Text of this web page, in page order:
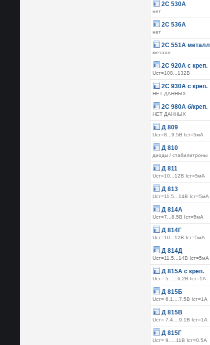
2С 530А
нет
2С 536А
нет
2С 551А металл
металл
2С 920А с креп.
Uст=108...132В
2С 930А с креп.
НЕТ ДАННЫХ
2С 980А б/креп.
НЕТ ДАННЫХ
Д 809
Uст=8...9.5В Iст=5мА
Д 810
диоды / стабилитроны
Д 811
Uст=10...12В Iст=5мА
Д 813
Uст=11.5...14В Iст=5мА
Д 814А
Uст=7...8.5В Iст=5мА
Д 814Г
Uст=10...12В Iст=5мА
Д 814Д
Uст=11.5...14В Iст=5мА
Д 815А с креп.
Uст= 5 .....6.2В Iст=1А
Д 815Б
Uст= 6.1....7.5В Iст=1А
Д 815В
Uст= 7.4....9.1В Iст=1А
Д 815Г
Uст= 9.....11В Iст=0.5А